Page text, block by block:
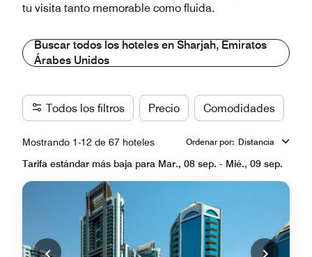
tu visita tanto memorable como fluida.
Buscar todos los hoteles en Sharjah, Emiratos
Árabes Unidos
Todos los filtros Precio Comodidades
Mostrando 1-12 de 67 hoteles Ordenar por: Distancia
Tarifa estándar más baja para Mar., 08 sep. - Mié., 09 sep.